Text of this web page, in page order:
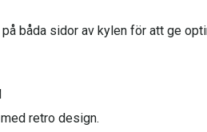
båda sidor av kylen för att ge
retro design.